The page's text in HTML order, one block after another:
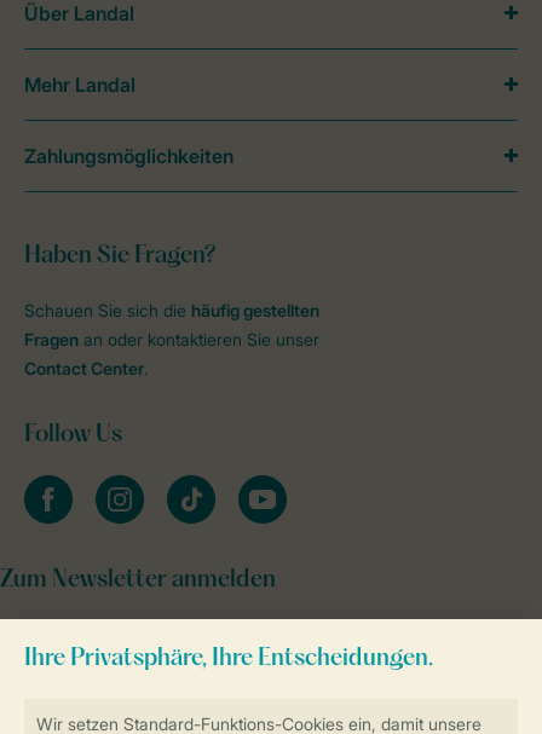
Haben Sie Fragen?
Schauen Sie sich die häufig gestellten
Fragen an oder kontaktieren Sie unser
Contact Center.
Follow Us
facebookinstagramtiktok youtube
Zum Newsletter anmelden
Über Landal
Mehr Landal
Zahlungsmöglichkeiten